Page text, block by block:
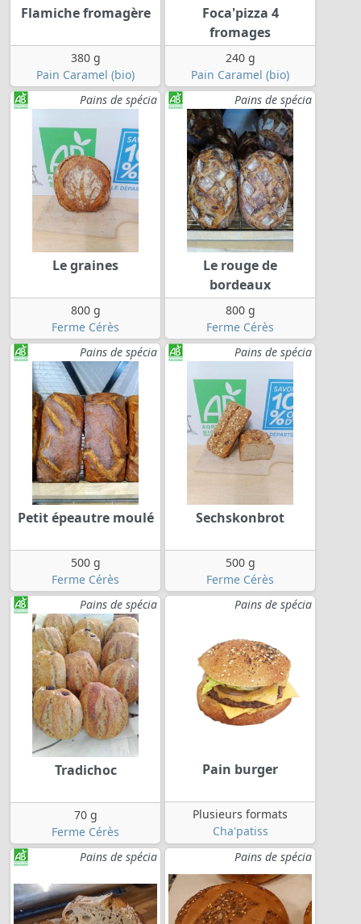
Flamiche fromagère
380 g
Pain Caramel (bio)
Foca'pizza 4
fromages
240 g
Pain Caramel (bio)
Pains de spécia
Le graines
800 g
Ferme Cérès
Pains de spécia
Le rouge de
bordeaux
800 g
Ferme Cérès
Pains de spécia
Petit épeautre moulé
500 g
Ferme Cérès
Pains de spécia
Sechskonbrot
500 g
Ferme Cérès
Pains de spécia
Tradichoc
70 g
Ferme Cérès
Pains de spécia
Pain burger
Plusieurs formats
Cha'patiss
Pains de spécia
Pains de spécia